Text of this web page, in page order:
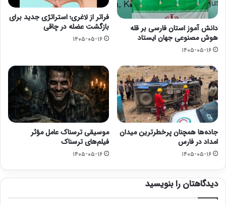
دانش آموز استان فارسی بر قله
هوش مصنوعی جهان ایستاد
۱۴۰۵-۰۵-۱۶
فراتر از لاغری؛ استراتژی جدید برای
بازگشت عضله در چاقی
۱۴۰۵-۰۵-۱۶
جاده‌ها همچنان پرخطرترین میدان
امداد در فارس
۱۴۰۵-۰۵-۱۶
موسیقی ترسناک عامل مؤثر
فیلم‌های ترسناک
۱۴۰۵-۰۵-۱۶
دیدگاهتان را بنویسید